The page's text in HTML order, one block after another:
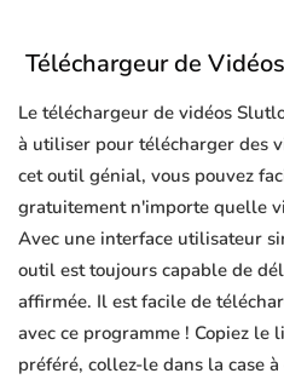
Téléchargeur de
Le téléchargeur de vidéos
à utiliser pour télécharger des
cet outil génial, vous pouvez
gratuitement n'importe quelle
Avec une interface utilisateur
outil est toujours capable de
affirmée. Il est facile de
avec ce programme ! Copiez le
préféré, collez-le dans la case